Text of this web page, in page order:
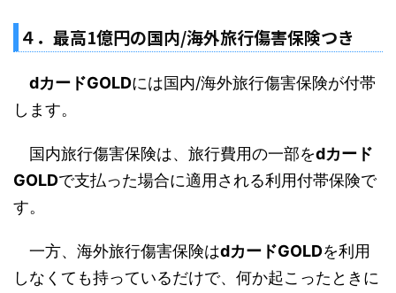
４．最高1億円の国内/海外旅行傷害保険つき
dカードGOLDには国内/海外旅行傷害保険が付帯
します。
国内旅行傷害保険は、旅行費用の一部をdカード
GOLDで支払った場合に適用される利用付帯保険で
す。
一方、海外旅行傷害保険はdカードGOLDを利用
しなくても持っているだけで、何か起こったときに